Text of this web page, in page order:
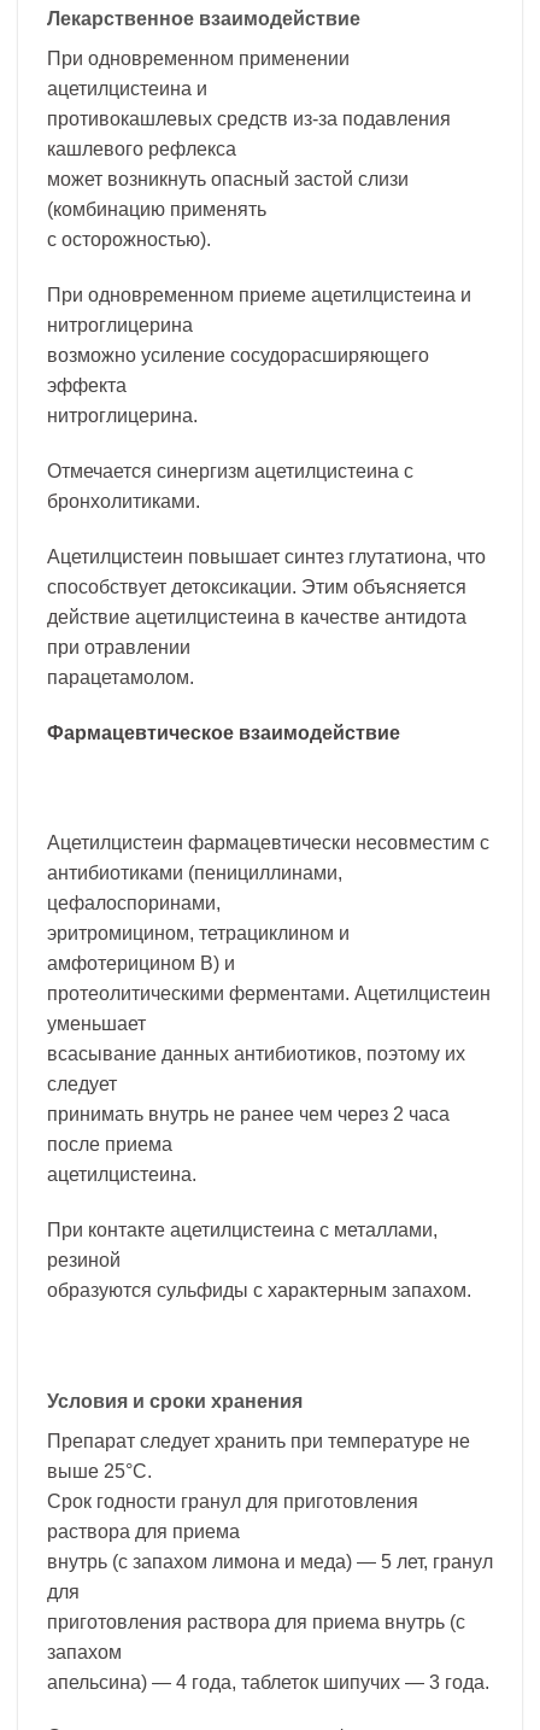
Лекарственное взаимодействие
При одновременном применении
ацетилцистеина и
противокашлевых средств из-за подавления
кашлевого рефлекса
может возникнуть опасный застой слизи
(комбинацию применять
с осторожностью).
При одновременном приеме ацетилцистеина и
нитроглицерина
возможно усиление сосудорасширяющего
эффекта
нитроглицерина.
Отмечается синергизм ацетилцистеина с
бронхолитиками.
Ацетилцистеин повышает синтез глутатиона, что
способствует детоксикации. Этим объясняется
действие ацетилцистеина в качестве антидота
при отравлении
парацетамолом.
Фармацевтическое взаимодействие
Ацетилцистеин фармацевтически несовместим с
антибиотиками (пенициллинами,
цефалоспоринами,
эритромицином, тетрациклином и
амфотерицином В) и
протеолитическими ферментами. Ацетилцистеин
уменьшает
всасывание данных антибиотиков, поэтому их
следует
принимать внутрь не ранее чем через 2 часа
после приема
ацетилцистеина.
При контакте ацетилцистеина с металлами,
резиной
образуются сульфиды с характерным запахом.
Условия и сроки хранения
Препарат следует хранить при температуре не
выше 25°С.
Срок годности гранул для приготовления
раствора для приема
внутрь (с запахом лимона и меда) — 5 лет, гранул
для
приготовления раствора для приема внутрь (с
запахом
апельсина) — 4 года, таблеток шипучих — 3 года.